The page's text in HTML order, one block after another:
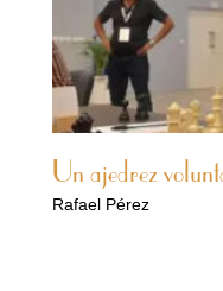
Un ajedrez
Rafael Pérez